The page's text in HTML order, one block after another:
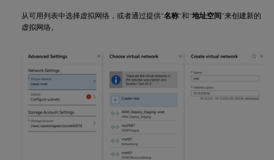
从可用列表中选择虚拟网络，或者通过提供“名称”和“地址空间”来创建新的
虚拟网络。